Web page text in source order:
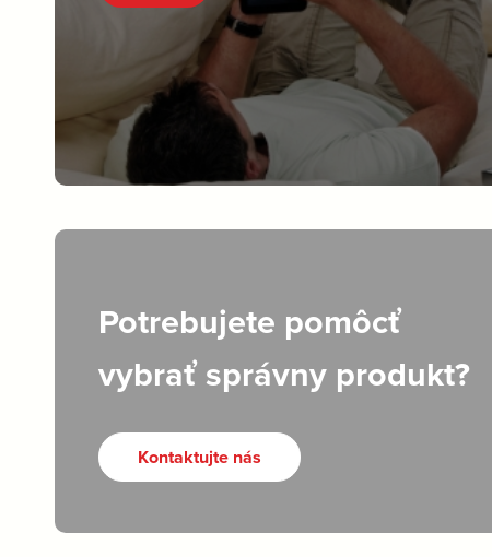
Potrebujete pomôcť
vybrať správny produkt?
Kontaktujte nás